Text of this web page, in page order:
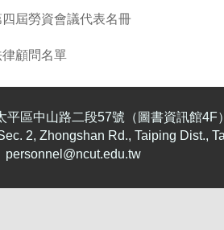
屆勞資會議代表名冊
顧問名單
平區中山路二段57號（圖書資訊館
2, Zhongshan Rd., Taiping Dist.,
personnel@ncut.edu.tw